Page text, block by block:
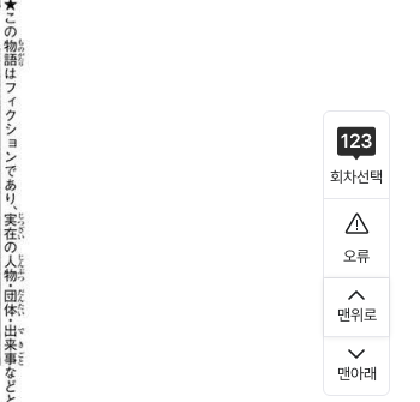
회차선택
오류
맨위로
맨아래